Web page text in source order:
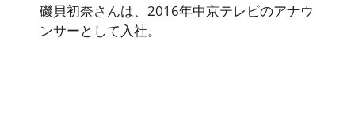
磯貝初奈さんは、2016年中京テレビのアナウ
ンサーとして入社。